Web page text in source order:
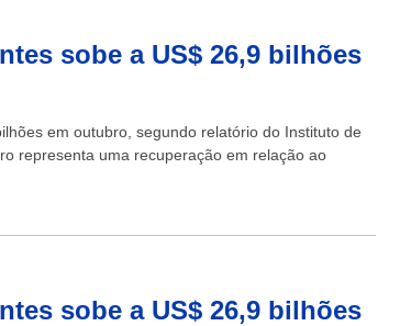
sobe a US$ 26,9 bilhões
em outubro, segundo relatório do Instituto de
representa uma recuperação em relação ao
sobe a US$ 26,9 bilhões